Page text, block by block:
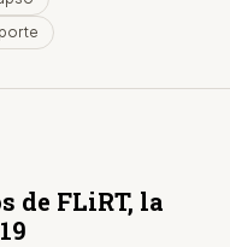
de FLiRT, la